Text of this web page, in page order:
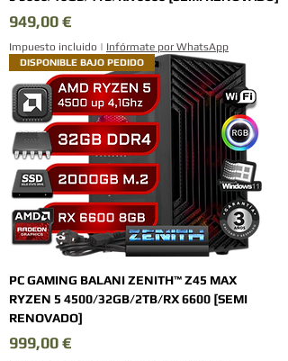
Precio
949,00 €
Impuesto incluido | Infórmate por WhatsApp
DISPONIBLE BAJO PEDIDO
PC GAMING BALANI ZENITH™ Z45 MAX
RYZEN 5 4500/32GB/2TB/RX 6600 [SEMI
RENOVADO]
Precio
999,00 €